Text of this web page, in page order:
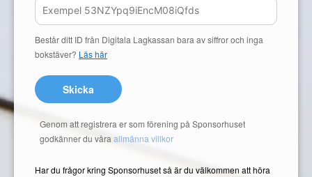
Består ditt ID från Digitala Lagkassan bara av siffror och inga
bokstäver? Läs här
Skicka
Genom att registrera er som förening på Sponsorhuset
godkänner du våra allmänna villkor
Har du frågor kring Sponsorhuset så är du välkommen att höra